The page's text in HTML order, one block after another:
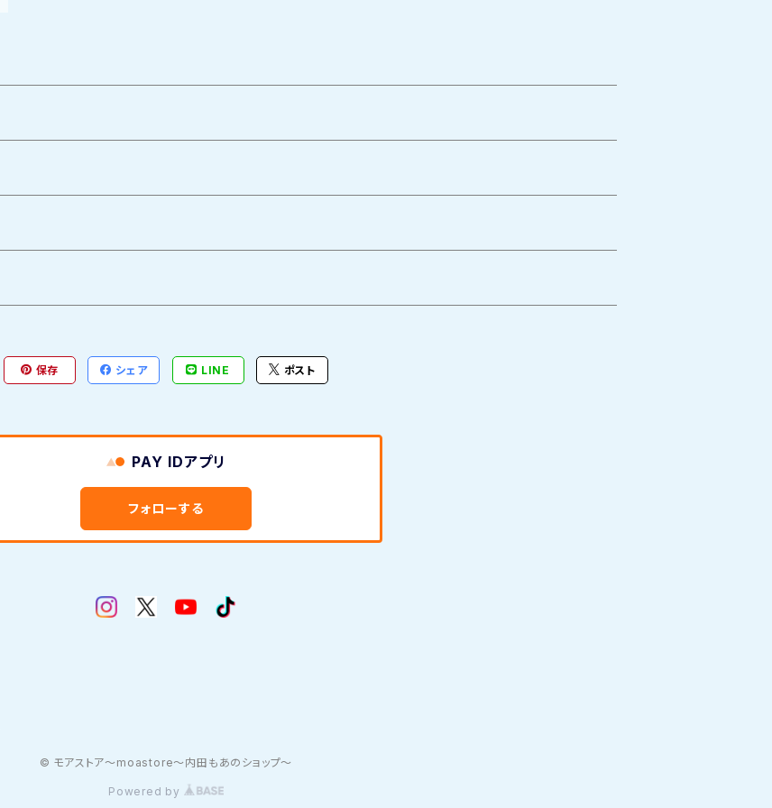
保存 シェア LINE ポスト
PAY IDアプリ
フォローする
© モアストア〜moastore〜内田もあのショップ〜
Powered by